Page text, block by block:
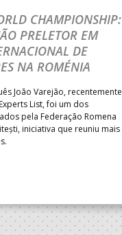
CHAMPIONSHIP:
PRELETOR EM
DE
NA ROMÉNIA
João Varejão, recentemente
List, foi um dos
pela Federação Romena
iniciativa que reuniu mais